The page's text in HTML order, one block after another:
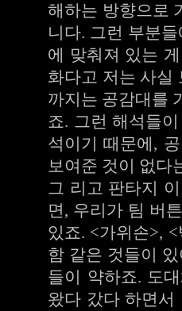
해하는 방향으로
니다. 그런 부분
에 맞춰져 있는
화다고 저는 사실
까지는 공감대를
죠. 그런 해석들
석이기 때문에,
보여준 것이 없다
그 리고 판타지
면, 우리가 팀 버
있죠. <가위손>,
함 같은 것들이
들이 약하죠. 도
왔다 갔다 하면서